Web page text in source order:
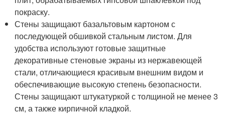
покраску.
Стены защищают базальтовым картоном с
последующей обшивкой стальным листом. Для
удобства используют готовые защитные
декоративные стеновые экраны из нержавеющей
стали, отличающиеся красивым внешним видом и
обеспечивающие высокую степень безопасности.
Стены защищают штукатуркой с толщиной не менее 3
см, а также кирпичной кладкой.